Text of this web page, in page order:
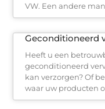
VW. Een andere
Geconditioneerd
Heeft u een
geconditioneerd
kan verzorgen? Of
waar uw producten